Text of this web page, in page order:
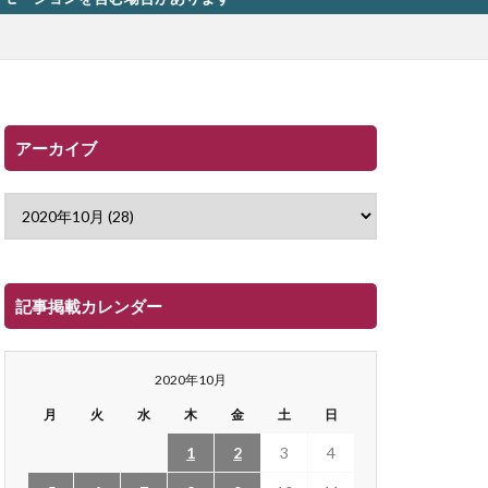
アーカイブ
記事掲載カレンダー
2020年10月
月 火 水 木 金 土 日
1 2 3 4